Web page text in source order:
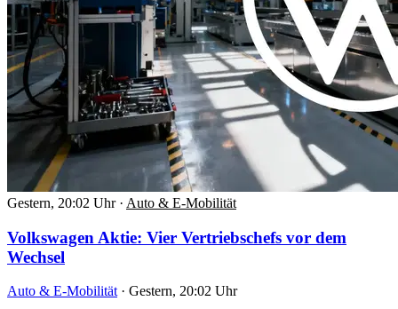
Gestern, 20:02 Uhr · Auto & E-Mobilität
Volkswagen Aktie: Vier Vertriebschefs vor dem
Wechsel
Auto & E-Mobilität · Gestern, 20:02 Uhr